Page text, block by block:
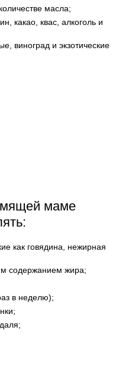
масла;
какао, квас, алкоголь и
виноград и экзотические
маме
как говядина, нежирная
содержанием жира;
в неделю);